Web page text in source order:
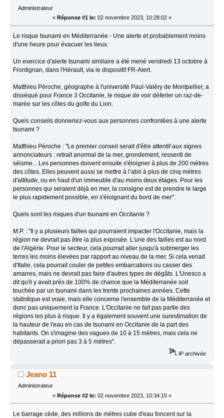
Administrateur
« Réponse #1 le: 02 novembre 2023, 10:28:02 »
Le risque tsunami en Méditerranée - Une alerte et probablement moins
d'une heure pour évacuer les lieux.
Un exercice d'alerte tsunami similaire a été mené vendredi 13 octobre à
Frontignan, dans l'Hérault, via le dispositif FR-Alert.
Matthieu Péroche, géographe à l'université Paul-Valéry de Montpellier, a
disséqué pour France 3 Occitanie, le risque de voir déferler un raz-de-
marée sur les côtes du golfe du Lion.
Quels conseils donneriez-vous aux personnes confrontées à une alerte
tsunami ?
Matthieu Péroche : "Le premier conseil serait d'être attentif aux signes
annonciateurs : retrait anormal de la mer, grondement, ressenti de
séisme... Les personnes doivent ensuite s'éloigner à plus de 200 mètres
des côtes. Elles peuvent aussi se mettre à l’abri à plus de cinq mètres
d'altitude, ou en haut d'un immeuble d'au moins deux étages. Pour les
personnes qui seraient déjà en mer, la consigne est de prendre le large
le plus rapidement possible, en s'éloignant du bord de mer".
Quels sont les risques d'un tsunami en Occitanie ?
M.P. : "Il y a plusieurs failles qui pourraient impacter l'Occitanie, mais la
région ne devrait pas être la plus exposée. L'une des failles est au nord
de l'Algérie. Pour le secteur, cela pourrait aller jusqu'à submerger les
terres les moins élevées par rapport au niveau de la mer. Si cela venait
d'Italie, cela pourrait couler de petites embarcations ou casser des
amarres, mais ne devrait pas faire d'autres types de dégâts. L'Unesco a
dit qu'il y avait près de 100% de chance que la Méditerranée soit
touchée par un tsunami dans les trente prochaines années. Cette
statistique est vraie, mais elle concerne l'ensemble de la Méditerranée et
donc pas uniquement la France. L'Occitanie ne fait pas partie des
régions les plus à risque. Il y a également souvent une surestimation de
la hauteur de l'eau en cas de tsunami en Occitanie de la part des
habitants. On s'imagine des vagues de 10 à 15 mètres, mais cela ne
dépasserait a priori pas 3 à 5 mètres".
IP archivée
Jeano 11
Administrateur
« Réponse #2 le: 02 novembre 2023, 10:34:15 »
Le barrage cède, des millions de mètres cube d'eau foncent sur la